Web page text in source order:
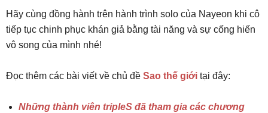
Hãy cùng đồng hành trên hành trình solo của Nayeon khi cô
tiếp tục chinh phục khán giả bằng tài năng và sự cống hiến
vô song của mình nhé!
Đọc thêm các bài viết về chủ đề Sao thế giới tại đây:
Những thành viên tripleS đã tham gia các chương